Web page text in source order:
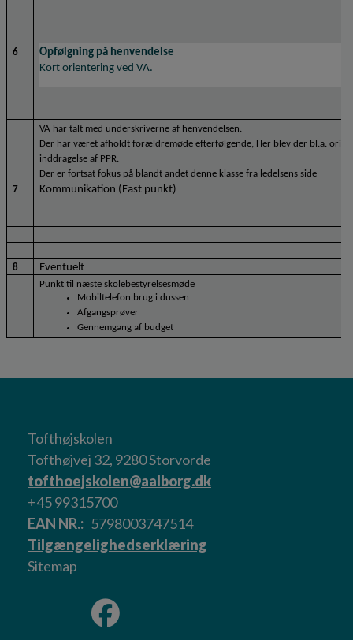
6
Opfølgning på henvendelse
Kort orientering ved VA.
VA har talt med underskriverne af henvendelsen.
Der har været afholdt forældremøde efterfølgende, Her blev der bl.a.
inddragelse af PPR.
Der er fortsat fokus på blandt andet denne klasse fra ledelsens side
7
Kommunikation (Fast punkt)
8 Eventuelt
Punkt til næste skolebestyrelsesmøde
Mobiltelefon brug i dussen
Afgangsprøver
Gennemgang af budget
Tofthøjskolen
Tofthøjvej 32, 9280 Storvorde
tofthoejskolen@aalborg.dk
+45 99315700
EAN NR.
5798003747514
Tilgængelighedserklæring
Sitemap